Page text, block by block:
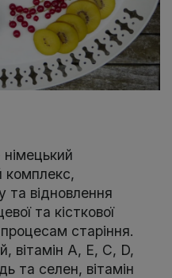
німецький
комплекс,
та відновлення
та кісткової
старіння.
вітамін А, Е, С, D,
та селен, вітамін